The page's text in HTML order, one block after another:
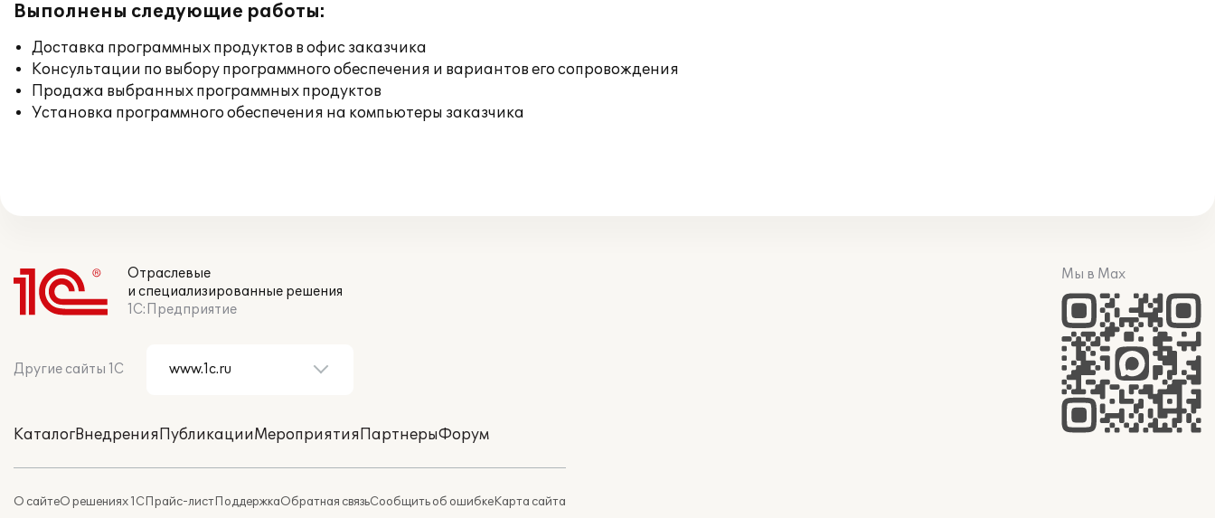
Выполнены следующие работы:
Доставка программных продуктов в офис заказчика
Консультации по выбору программного обеспечения и вариантов его сопровождения
Продажа выбранных программных продуктов
Установка программного обеспечения на компьютеры заказчика
Отраслевые
и специализированные решения
1С:Предприятие
Другие сайты 1С
КаталогВнедренияПубликацииМероприятияПартнерыФорум
О сайтеО решениях 1СПрайс-листПоддержкаОбратная связьСообщить об ошибкеКарта сайта
Мы в Max